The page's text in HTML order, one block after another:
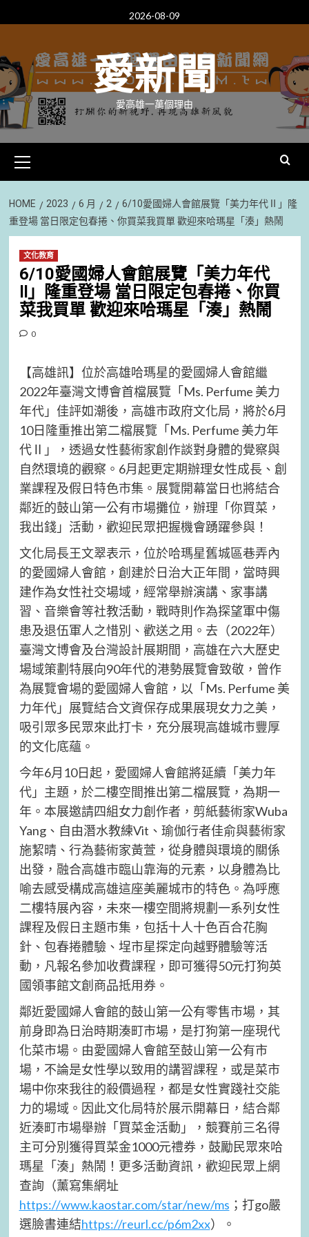
to
2026-08-09
愛新聞
愛高雄一萬個理由
Menu
HOME 2023 6 月 2
6/10愛國婦人會館展覽「美力年代Ⅱ」隆
重登場 當日限定包春捲、你買菜我買單 歡迎來哈瑪星「湊」熱鬧
文化教育
6/10愛國婦人會館展覽「美力年代
Ⅱ」隆重登場 當日限定包春捲、你買
菜我買單 歡迎來哈瑪星「湊」熱鬧
0
【高雄訊】位於高雄哈瑪星的愛國婦人會館繼
2022年臺灣文博會首檔展覽「Ms. Perfume 美力
年代」佳評如潮後，高雄市政府文化局，將於6月
10日隆重推出第二檔展覽「Ms. Perfume 美力年
代Ⅱ」，透過女性藝術家創作談對身體的覺察與
自然環境的觀察。6月起更定期辦理女性成長、創
業課程及假日特色市集。展覽開幕當日也將結合
鄰近的鼓山第一公有市場攤位，辦理「你買菜，
我出錢」活動，歡迎民眾把握機會踴躍參與！
文化局長王文翠表示，位於哈瑪星舊城區巷弄內
的愛國婦人會館，創建於日治大正年間，當時興
建作為女性社交場域，經常舉辦演講、家事講
習、音樂會等社教活動，戰時則作為探望軍中傷
患及退伍軍人之惜別、歡送之用。去（2022年）
臺灣文博會及台灣設計展期間，高雄在六大歷史
場域策劃特展向90年代的港勢展覽會致敬，曾作
為展覽會場的愛國婦人會館，以「Ms. Perfume 美
力年代」展覽結合文資保存成果展現女力之美，
吸引眾多民眾來此打卡，充分展現高雄城市豐厚
的文化底蘊。
今年6月10日起，愛國婦人會館將延續「美力年
代」主題，於二樓空間推出第二檔展覽，為期一
年。本展邀請四組女力創作者，剪紙藝術家Wuba
Yang、自由潛水教練Vit、瑜伽行者佳俞與藝術家
施絜晴、行為藝術家黃萱，從身體與環境的關係
出發，融合高雄市臨山靠海的元素，以身體為比
喻去感受構成高雄這座美麗城市的特色。為呼應
二樓特展內容，未來一樓空間將規劃一系列女性
課程及假日主題市集，包括十人十色百合花胸
針、包春捲體驗、埕市星探定向越野體驗等活
動，凡報名參加收費課程，即可獲得50元打狗英
國領事館文創商品抵用券。
鄰近愛國婦人會館的鼓山第一公有零售市場，其
前身即為日治時期湊町市場，是打狗第一座現代
化菜市場。由愛國婦人會館至鼓山第一公有市
場，不論是女性學以致用的講習課程，或是菜市
場中你來我往的殺價過程，都是女性實踐社交能
力的場域。因此文化局特於展示開幕日，結合鄰
近湊町市場舉辦「買菜金活動」，競賽前三名得
主可分別獲得買菜金1000元禮券，鼓勵民眾來哈
瑪星「湊」熱鬧！更多活動資訊，歡迎民眾上網
查詢（薰寫集網址
https://www.kaostar.com/star/new/ms ；打go嚴
選臉書連結https://reurl.cc/p6m2xx）。